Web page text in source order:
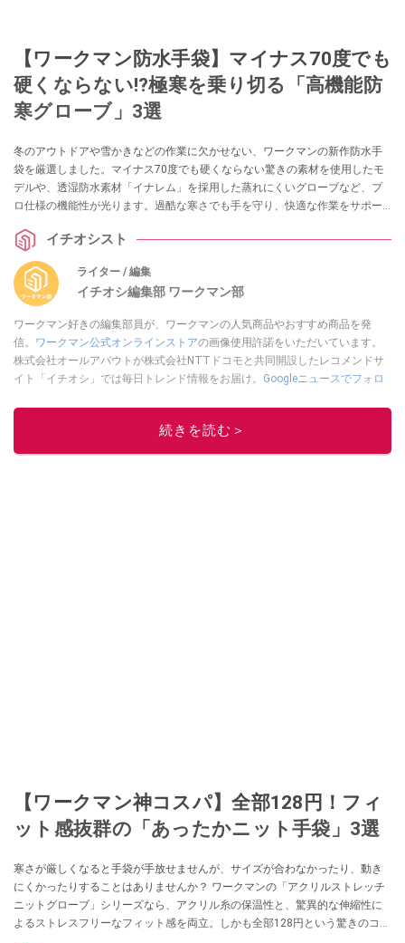
【ワークマン防水手袋】マイナス70度でも
硬くならない!?極寒を乗り切る「高機能防
寒グローブ」3選
冬のアウトドアや雪かきなどの作業に欠かせない、ワークマンの新作防水手
袋を厳選しました。マイナス70度でも硬くならない驚きの素材を使用したモ
デルや、透湿防水素材「イナレム」を採用した蒸れにくいグローブなど、プ
ロ仕様の機能性が光ります。過酷な寒さでも手を守り、快適な作業をサポー
イチオシスト
ライター / 編集
イチオシ編集部 ワークマン部
ワークマン好きの編集部員が、ワークマンの人気商品やおすすめ商品を発
信。 ワークマン公式オンラインストアの画像使用許諾をいただいています。
株式会社オールアバウトが株式会社NTTドコモと共同開設したレコメンドサ
イト「イチオシ」では毎日トレンド情報をお届け。 Googleニュースでフォロ
このイチオシストの他の記事を読む
続きを読む＞
【ワークマン神コスパ】全部128円！フィ
ット感抜群の「あったかニット手袋」3選
寒さが厳しくなると手袋が手放せませんが、サイズが合わなかったり、動き
にくかったりすることはありませんか？ ワークマンの「アクリルストレッチ
ニットグローブ」シリーズなら、アクリル糸の保温性と、驚異的な伸縮性に
よるストレスフリーなフィット感を両立。しかも全部128円という驚きのコス